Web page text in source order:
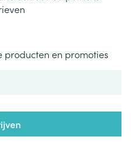
producten en promoties